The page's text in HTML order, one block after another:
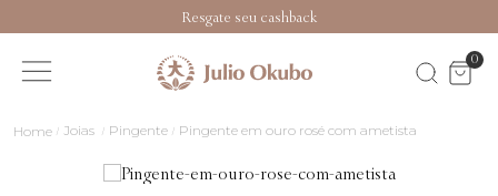
Resgate seu cashback
0
Joias Pingente Pingente em ouro rosé com ametista